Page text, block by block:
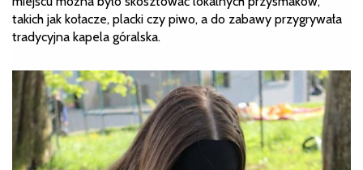
takich jak kołacze, placki czy piwo, a do zabawy przygrywała
tradycyjna kapela góralska.